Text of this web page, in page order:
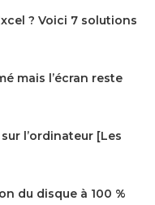
? Voici 7 solutions
mais l’écran reste
l’ordinateur [Les
du disque à 100 %